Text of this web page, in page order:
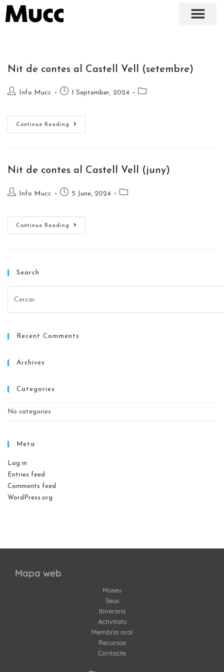
Nit de contes al Castell Vell (setembre)
Info Mucc 1 September, 2024
Continue Reading
Nit de contes al Castell Vell (juny)
Info Mucc 5 June, 2024
Continue Reading
Search
Recent Comments
Archives
Categories
No categories
Meta
Log in
Entries feed
Comments feed
WordPress.org
Mapa web
Museu
Seus
Itineraris
Activitats
Memòria oral
Recursos
Contacte